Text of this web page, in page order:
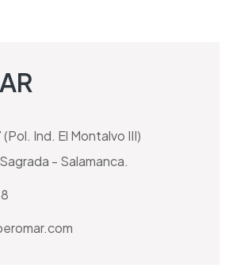
Ind. El Montalvo III)
- Salamanca.